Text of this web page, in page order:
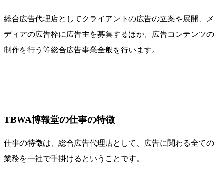
総合広告代理店としてクライアントの広告の立案や展開、メ
ディアの広告枠に広告主を募集するほか、広告コンテンツの
制作を行う等総合広告事業全般を行います。
TBWA博報堂の仕事の特徴
仕事の特徴は、総合広告代理店として、広告に関わる全ての
業務を一社で手掛けるということです。